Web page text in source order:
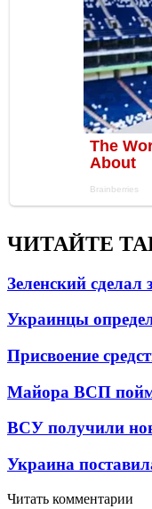
ЧИТАЙТЕ
Зеленский сделал
Украинцы
Присвоение
Майора ВСП
ВСУ получили
Украина
Читать комментарии